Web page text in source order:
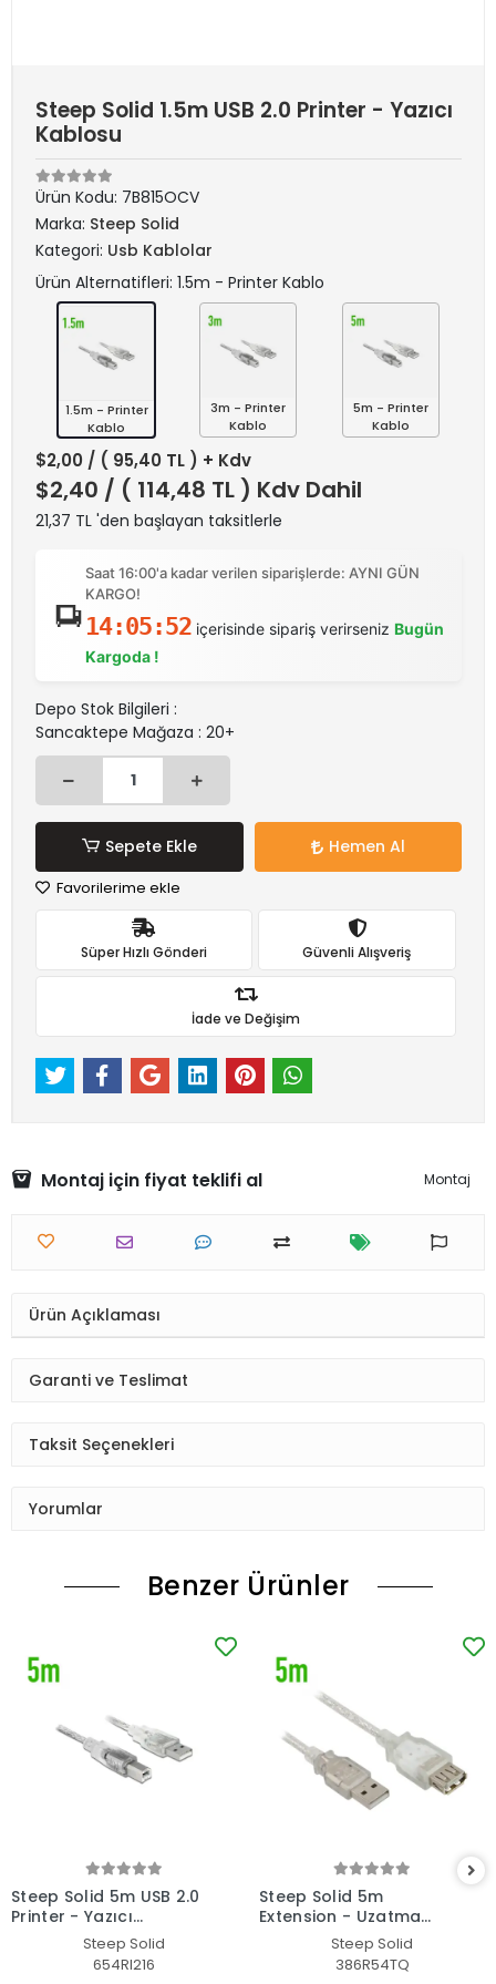
Steep Solid 1.5m USB 2.0 Printer - Yazıcı
Kablosu
Ürün Kodu: 7B815OCV
Marka: Steep Solid
Kategori: Usb Kablolar
Ürün Alternatifleri: 1.5m - Printer Kablo
1.5m - Printer
Kablo
3m - Printer
Kablo
5m - Printer
Kablo
$2,00 / ( 95,40 TL ) + Kdv
$2,40 / ( 114,48 TL ) Kdv Dahil
21,37 TL 'den başlayan taksitlerle
Saat 16:00'a kadar verilen siparişlerde: AYNI GÜN
KARGO!
14:05:52içerisinde sipariş verirseniz Bugün
Kargoda !
Depo Stok Bilgileri :
Sancaktepe Mağaza : 20+
Sepete Ekle Hemen Al
Favorilerime ekle
Süper Hızlı Gönderi Güvenli Alışveriş
İade ve Değişim
Montaj için fiyat teklifi al Montaj
Ürün Açıklaması
Garanti ve Teslimat
Taksit Seçenekleri
Yorumlar
Benzer Ürünler
Steep Solid 5m USB 2.0
Printer - Yazıcı
Steep Solid
654RI216
Steep Solid 5m
Extension - Uzatma
Steep Solid
386R54TQ